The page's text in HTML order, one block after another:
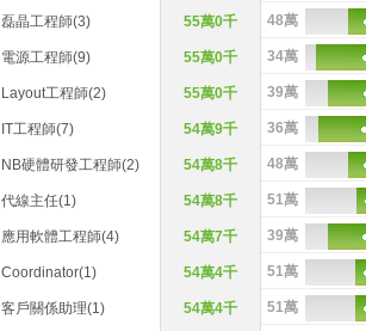
磊晶工程師(3) 55萬0千 48萬
電源工程師(9) 55萬0千 34萬
Layout工程師(2) 55萬0千 39萬
IT工程師(7) 54萬9千 36萬
NB硬體研發工程師(2) 54萬8千 48萬
代線主任(1) 54萬8千 51萬
應用軟體工程師(4) 54萬7千 39萬
Coordinator(1) 54萬4千 51萬
客戶關係助理(1) 54萬4千 51萬